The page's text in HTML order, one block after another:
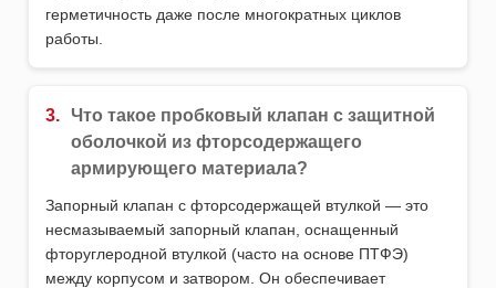
герметичность даже после многократных циклов
работы.
3.
Что такое пробковый клапан с защитной
оболочкой из фторсодержащего
армирующего материала?
Запорный клапан с фторсодержащей втулкой — это
несмазываемый запорный клапан, оснащенный
фторуглеродной втулкой (часто на основе ПТФЭ)
между корпусом и затвором. Он обеспечивает